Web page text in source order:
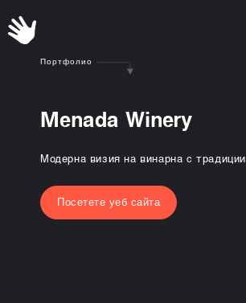
Портфолио
M enada Winery
Модерна визия на винарна с традиции
Посетете уеб сайта